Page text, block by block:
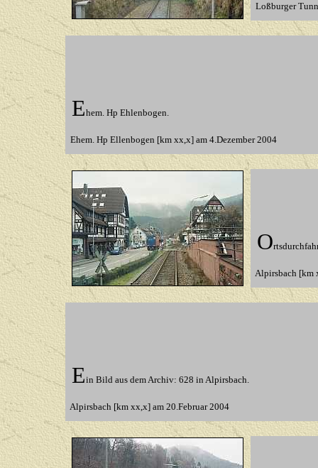
Loßburger
Ehem. Hp Ehlenbogen.
Ehem. Hp Ellenbogen [km xx,x] am 4.Dezember 2004
O
Alpirsbach [km
Ein Bild aus dem Archiv: 628 in Alpirsbach.
Alpirsbach [km xx,x] am 20.Februar 2004